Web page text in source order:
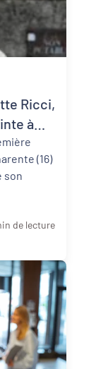
Ricci,
à
(16)
son
de lecture